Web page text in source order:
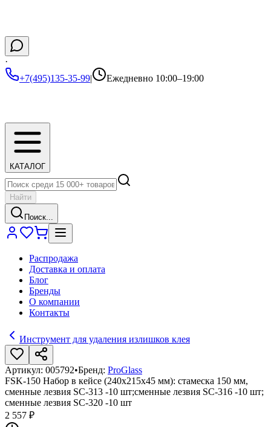
·
+7(495)135-35-99| Ежедневно 10:00–19:00
КАТАЛОГ
Найти
Поиск...
Распродажа
Доставка и оплата
Блог
Бренды
О компании
Контакты
Инструмент для удаления излишков клея
Артикул: 005792•Бренд: ProGlass
FSK-150 Набор в кейсе (240х215х45 мм): стамеска 150 мм,
сменные лезвия SC-313 -10 шт;сменные лезвия SC-316 -10 шт;
сменные лезвия SC-320 -10 шт
2 557 ₽